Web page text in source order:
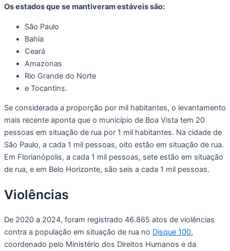
Os estados que se mantiveram estáveis são:
São Paulo
Bahia
Ceará
Amazonas
Rio Grande do Norte
e Tocantins.
Se considerada a proporção por mil habitantes, o levantamento
mais recente aponta que o município de Boa Vista tem 20
pessoas em situação de rua por 1 mil habitantes. Na cidade de
São Paulo, a cada 1 mil pessoas, oito estão em situação de rua.
Em Florianópolis, a cada 1 mil pessoas, sete estão em situação
de rua, e em Belo Horizonte, são seis a cada 1 mil pessoas.
Violências
De 2020 a 2024, foram registrado 46.865 atos de violências
contra a população em situação de rua no Disque 100,
coordenado pelo Ministério dos Direitos Humanos e da